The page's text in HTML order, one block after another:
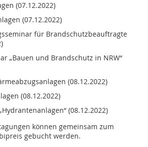
(07.12.2022)
(07.12.2022)
für Brandschutzbeauftragte
„Bauen und Brandschutz in NRW“
(08.12.2022)
(08.12.2022)
(08.12.2022)
können gemeinsam zum
gebucht werden.